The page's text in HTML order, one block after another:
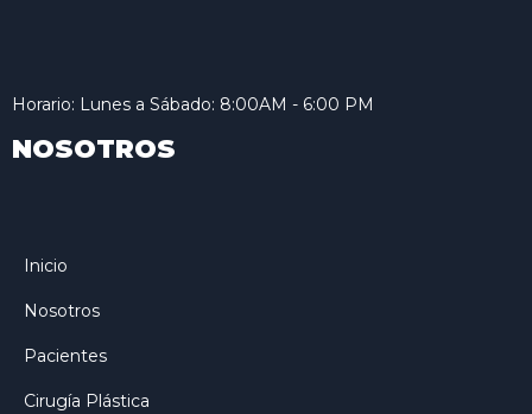
Horario: Lunes a Sábado: 8:00AM - 6:00 PM
NOSOTROS
Inicio
Nosotros
Pacientes
Cirugía Plástica